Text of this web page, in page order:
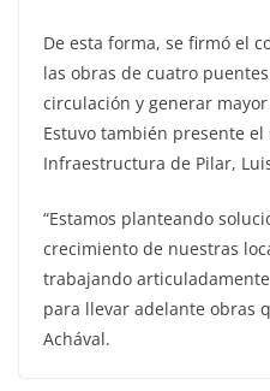
De esta forma, se firmó el
las obras de cuatro
circulación y generar
Estuvo también presente el
Infraestructura de Pilar,
“Estamos planteando
crecimiento de nuestras
trabajando
para llevar adelante obras
Achával.